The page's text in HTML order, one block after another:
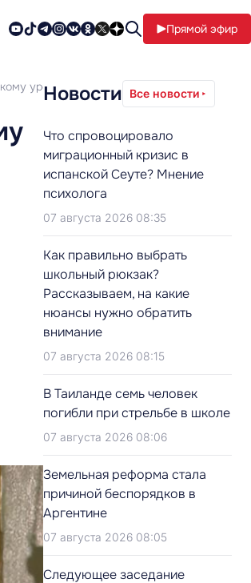
Прямой эфир
уровню духовной жизни
Новости Все новости
Что спровоцировало
миграционный кризис в
испанской Сеуте? Мнение
психолога
07 августа 2026 08:35
Как правильно выбрать
школьный рюкзак?
Рассказываем, на какие
нюансы нужно обратить
внимание
07 августа 2026 08:15
В Таиланде семь человек
погибли при стрельбе в школе
07 августа 2026 08:06
Земельная реформа стала
причиной беспорядков в
Аргентине
07 августа 2026 08:05
Следующее заседание